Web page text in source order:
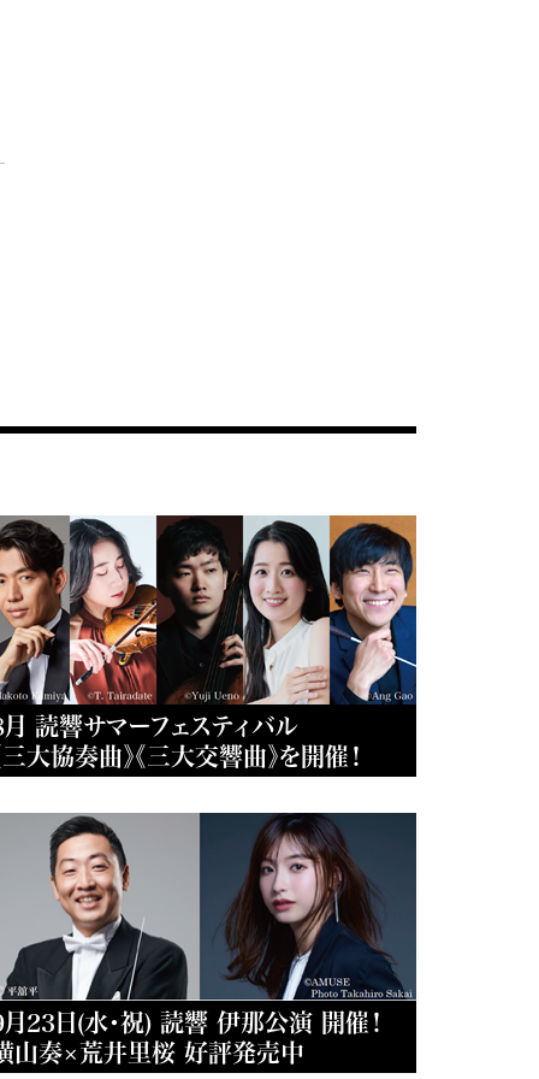
読響サマーフェスティバル
三大協奏曲》《三大交響曲》を開催！
23日(水・祝) 読響 伊那公演 開催！
山奏×荒井里桜 好評発売中